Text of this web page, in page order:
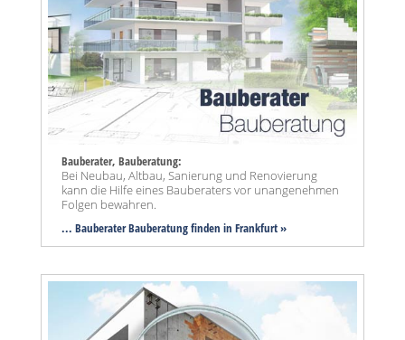
Bauberater, Bauberatung:
Bei Neubau, Altbau, Sanierung und Renovierung
kann die Hilfe eines Bauberaters vor unangenehmen
Folgen bewahren.
... Bauberater Bauberatung finden in Frankfurt »